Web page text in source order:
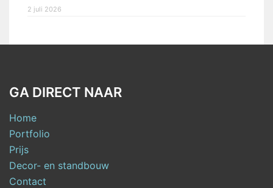
2 juli 2026
GA DIRECT NAAR
Home
Portfolio
Prijs
Decor- en standbouw
Contact